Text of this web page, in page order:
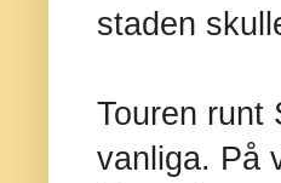
staden
Touren runt
vanliga. På